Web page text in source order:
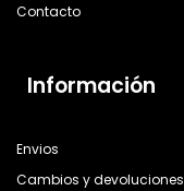
Contacto
Información
Envios
Cambios y devoluciones